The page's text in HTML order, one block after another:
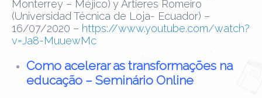
Monterrey – Méjico) y Artieres Romeiro
(Universidad Técnica de Loja- Ecuador) –
16/07/2020 – https://www.youtube.com/watch?
v=Ja8-MuuewMc
Como acelerar as transformações na
educação – Seminário Online